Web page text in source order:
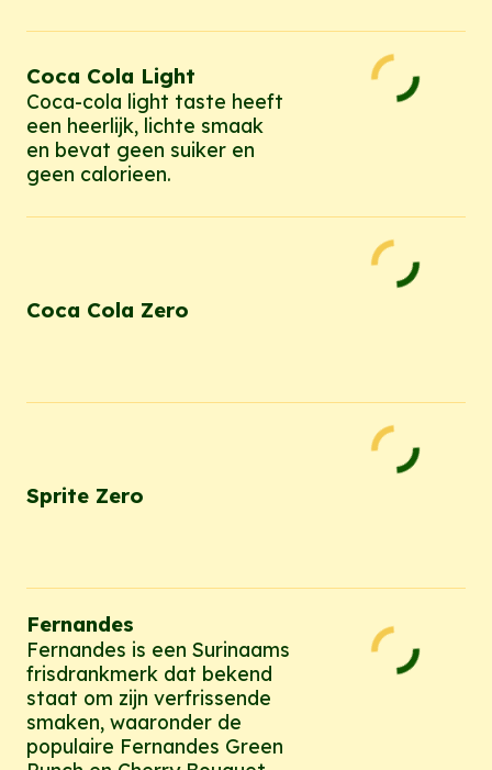
Coca Cola Light
Coca-cola light taste heeft
een heerlijk, lichte smaak
en bevat geen suiker en
geen calorieen.
Coca Cola Zero
Sprite Zero
Fernandes
Fernandes is een Surinaams
frisdrankmerk dat bekend
staat om zijn verfrissende
smaken, waaronder de
populaire Fernandes Green